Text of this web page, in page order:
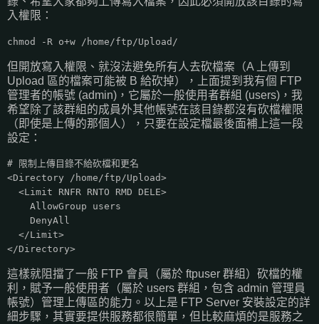
入權限：
chmod -R o+w /home/ftp/Upload/
但開放寫入權限、就沒法避免所有人去砍檔案（A 上傳到
Upload 區的檔案可能被 B 給砍掉），上面提到我有個 FTP
管理者的帳號 (admin)，它屬於一般使用者群組 (users)，我
希望除了該群組的成員外其他帳號在該目錄都沒有砍檔權限
（即使是上傳的那個人），只要在設定檔最後面補上這一段
設定：
# 限制上傳目錄不給砍檔和更名
<Directory /home/ftp/Upload>
<Limit RNFR RNTO RMD DELE>
AllowGroup users
DenyAll
</Limit>
</Directory>
這樣就阻擋了一般 FTP 會員（屬於 ftpuser 群組）砍檔的權
利，賦予一般使用者（屬於 users 群組，包含 admin 管理員
帳號）管理上傳區的能力。以上是 FTP Server 安裝設定的詳
細步驟，其實要提供服務都很簡單，但比較麻煩的是服務之